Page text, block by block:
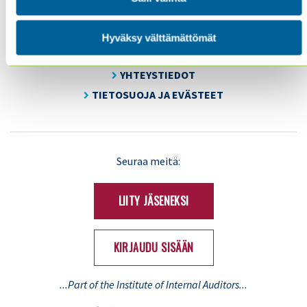
Hyväksy välttämättömät
KOULUTUS & TAPAHTUMAT
AJANKOHTAISTA
YHDISTYS
YHTEYSTIEDOT
TIETOSUOJA JA EVÄSTEET
Seuraa meitä:
LIITY JÄSENEKSI
KIRJAUDU SISÄÄN
...Part of the Institute of Internal Auditors...